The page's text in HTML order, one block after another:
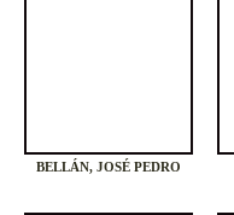
BELLÁN, JOSÉ PEDRO